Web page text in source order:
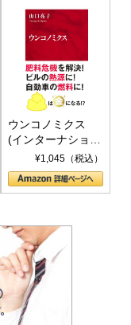
ウンコノミクス
(インターナショナ
ル新書)¥1,045（税込）